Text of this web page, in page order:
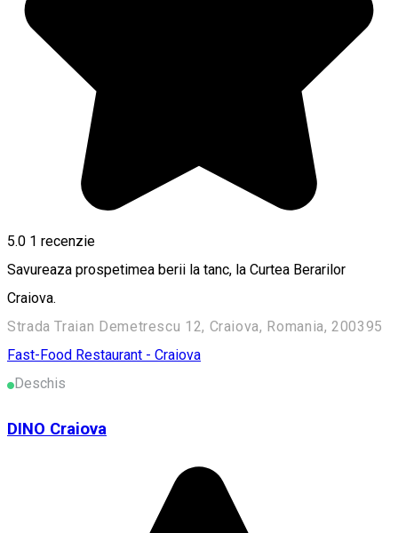
5.0 1 recenzie
Savureaza prospetimea berii la tanc, la Curtea Berarilor
Craiova.
Strada Traian Demetrescu 12, Craiova, Romania, 200395
Fast-Food Restaurant - Craiova
Deschis
DINO Craiova